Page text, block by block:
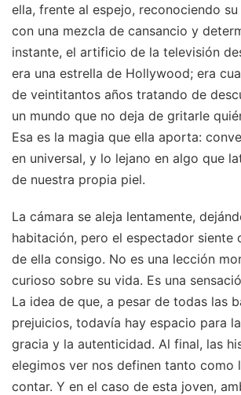
ella, frente al espejo, reconociendo
con una mezcla de cansancio y
instante, el artificio de la televisión
era una estrella de Hollywood; era
de veintitantos años tratando de
un mundo que no deja de gritarle
Esa es la magia que ella aporta:
en universal, y lo lejano en algo que
de nuestra propia piel.
La cámara se aleja lentamente,
habitación, pero el espectador siente
de ella consigo. No es una lección
curioso sobre su vida. Es una
La idea de que, a pesar de todas las
prejuicios, todavía hay espacio para
gracia y la autenticidad. Al final, las
elegimos ver nos definen tanto como
contar. Y en el caso de esta joven,